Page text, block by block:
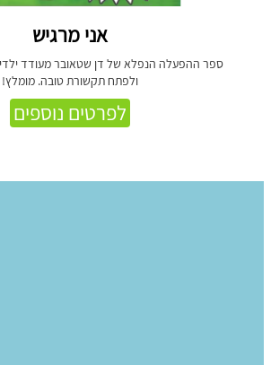
אני מרגיש
ספר ההפעלה הנפלא של דן שטאובר מעודד
ולפתח תקשורת טובה. מומלץ!
לפרטים נוספים